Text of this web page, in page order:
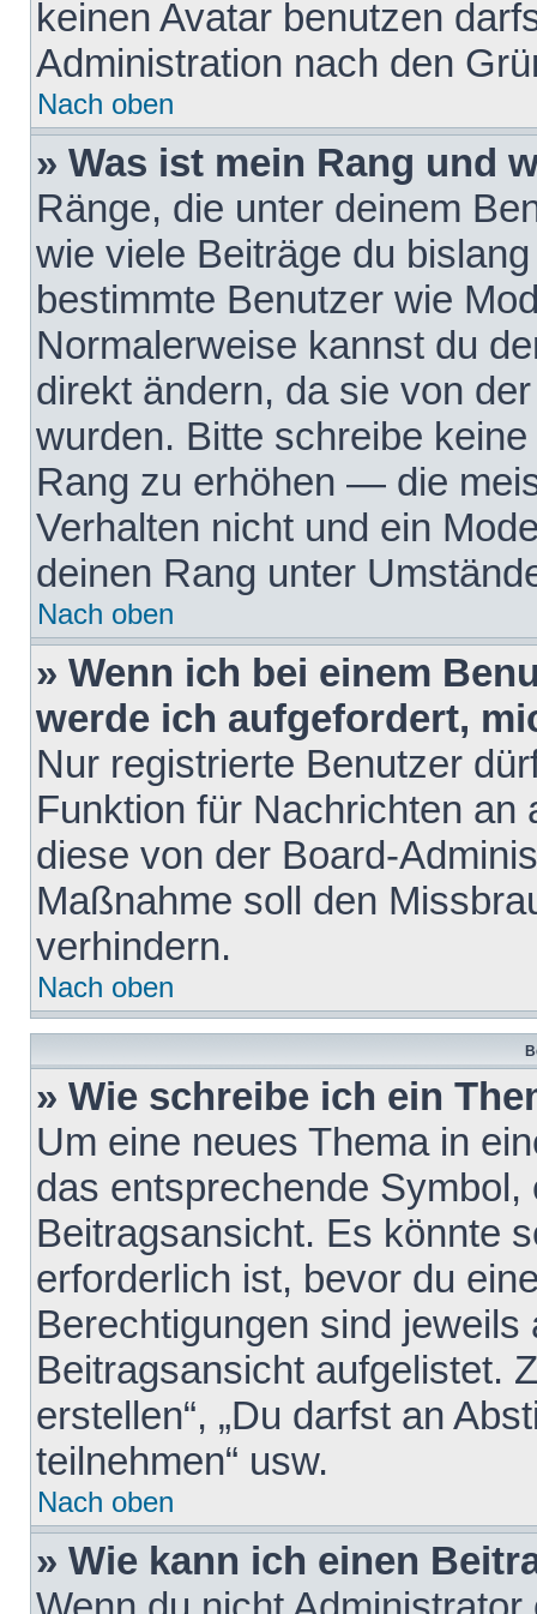
keinen Avatar benutzen
Administration nach den
Nach oben
» Was ist mein Rang und
Ränge, die unter deinem
wie viele Beiträge du
bestimmte Benutzer wie
Normalerweise kannst du
direkt ändern, da sie von
wurden. Bitte schreibe
Rang zu erhöhen — die
Verhalten nicht und ein
deinen Rang unter
Nach oben
» Wenn ich bei einem
werde ich aufgefordert,
Nur registrierte Benutzer
Funktion für Nachrichten
diese von der Board-
Maßnahme soll den
verhindern.
Nach oben
» Wie schreibe ich ein
Um eine neues Thema in
das entsprechende
Beitragsansicht. Es könnte
erforderlich ist, bevor du
Berechtigungen sind
Beitragsansicht aufgelistet.
erstellen“, „Du darfst an
teilnehmen“ usw.
Nach oben
» Wie kann ich einen